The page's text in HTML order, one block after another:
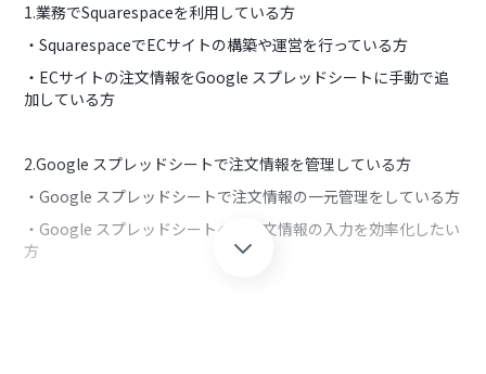
1.業務でSquarespaceを利用している方
・SquarespaceでECサイトの構築や運営を行っている方
・ECサイトの注文情報をGoogle スプレッドシートに手動で追
加している方
2.Google スプレッドシートで注文情報を管理している方
・Google スプレッドシートで注文情報の一元管理をしている方
・Google スプレッドシートへの注文情報の入力を効率化したい
方